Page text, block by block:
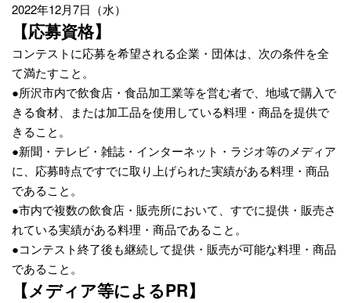
2022年12月7日（水）
【応募資格】
コンテストに応募を希望される企業・団体は、次の条件を全
て満たすこと。
●所沢市内で飲食店・食品加工業等を営む者で、地域で購入で
きる食材、または加工品を使用している料理・商品を提供で
きること。
●新聞・テレビ・雑誌・インターネット・ラジオ等のメディア
に、応募時点ですでに取り上げられた実績がある料理・商品
であること。
●市内で複数の飲食店・販売所において、すでに提供・販売さ
れている実績がある料理・商品であること。
●コンテスト終了後も継続して提供・販売が可能な料理・商品
であること。
【メディア等によるPR】